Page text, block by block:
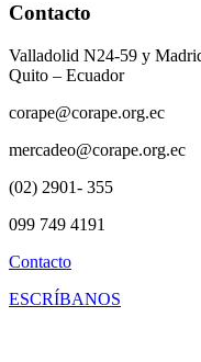
Contacto
Valladolid N24-59 y
Quito – Ecuador
corape@corape.org.ec
mercadeo@corape.org.ec
(02) 2901- 355
099 749 4191
Contacto
ESCRÍBANOS